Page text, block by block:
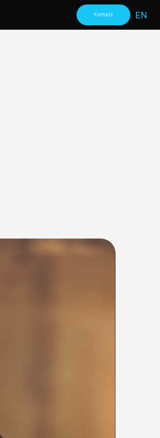
Kontakt EN